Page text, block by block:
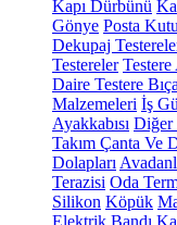
Kapı Dürbünü
Gönye Posta
Dekupaj
Testereler Testere
Daire Testere
Malzemeleri İş
Ayakkabısı Diğer
Takım Çanta Ve
Dolapları
Terazisi Oda
Silikon Köpük
Elektrik Bandı